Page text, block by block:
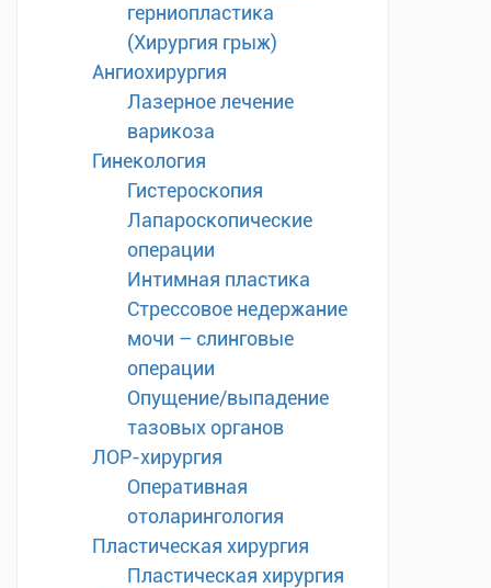
герниопластика
(Хирургия грыж)
Ангиохирургия
Лазерное лечение
варикоза
Гинекология
Гистероскопия
Лапароскопические
операции
Интимная пластика
Стрессовое недержание
мочи – слинговые
операции
Опущение/выпадение
тазовых органов
ЛОР-хирургия
Оперативная
отоларингология
Пластическая хирургия
Пластическая хирургия